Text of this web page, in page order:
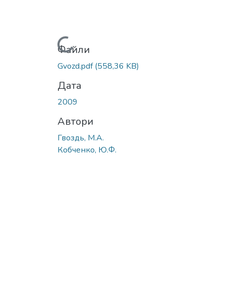
Вантажиться...
Файли
Gvozd.pdf(558,36 KB)
Дата
2009
Автори
Гвоздь, М.А.
Кобченко, Ю.Ф.